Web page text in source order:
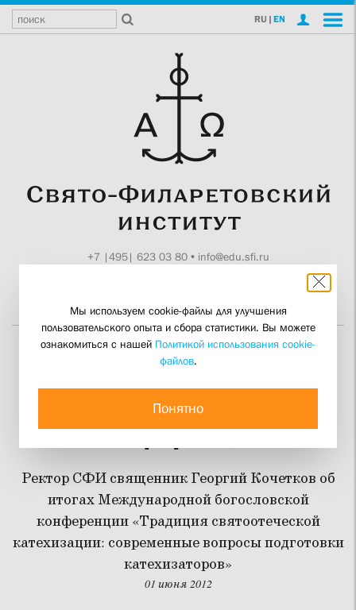
RU | EN
+7 |495| 623 03 80• info@edu.sfi.ru
Священник Георгий
Кочетков об итогах
конференции
Ректор СФИ священник Георгий Кочетков об
итогах Международной богословской
конференции «Традиция святоотеческой
катехизации: современные вопросы подготовки
катехизаторов»
01 июня 2012
Мы используем cookie-файлы для улучшения
пользовательского опыта и сбора статистики. Вы можете
ознакомиться с нашей Политикой использования cookie-
файлов.
Понятно